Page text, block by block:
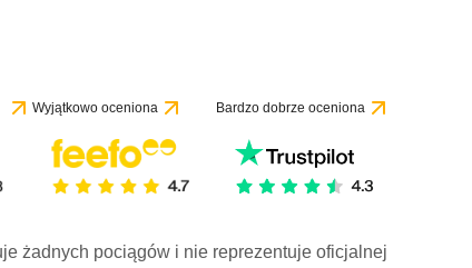
Wyjątkowo oceniona Bardzo dobrze oceniona
żadnych pociągów i nie reprezentuje oficjalnej